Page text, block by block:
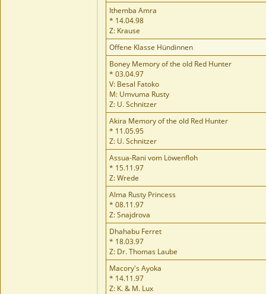
Ithemba Amra
* 14.04.98
Z: Krause
Offene Klasse Hündinnen
Boney Memory of the old Red Hunter
* 03.04.97
V: Besal Fatoko
M: Umvuma Rusty
Z: U. Schnitzer
Akira Memory of the old Red Hunter
* 11.05.95
Z: U. Schnitzer
Assua-Rani vom Löwenfloh
* 15.11.97
Z: Wrede
Alma Rusty Princess
* 08.11.97
Z: Snajdrova
Dhahabu Ferret
* 18.03.97
Z: Dr. Thomas Laube
Macory's Ayoka
* 14.11.97
Z: K. & M. Lux